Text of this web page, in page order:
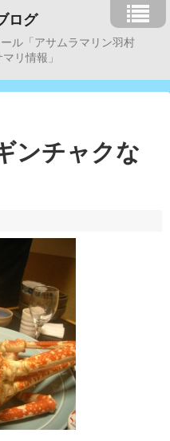
ログ
ル「アサムラマリン羽村
リ情報」
ンチャクな